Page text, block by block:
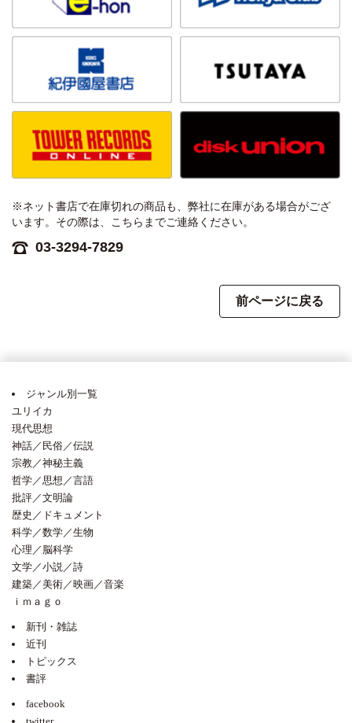
※ネット書店で在庫切れの商品も、弊社に在庫がある場合がござ
います。その際は、こちらまでご連絡ください。
03-3294-7829
前ページに戻る
ジャンル別一覧
ユリイカ
現代思想
神話／民俗／伝説
宗教／神秘主義
哲学／思想／言語
批評／文明論
歴史／ドキュメント
科学／数学／生物
心理／脳科学
文学／小説／詩
建築／美術／映画／音楽
ｉｍａｇｏ
新刊・雑誌
近刊
トピックス
書評
facebook